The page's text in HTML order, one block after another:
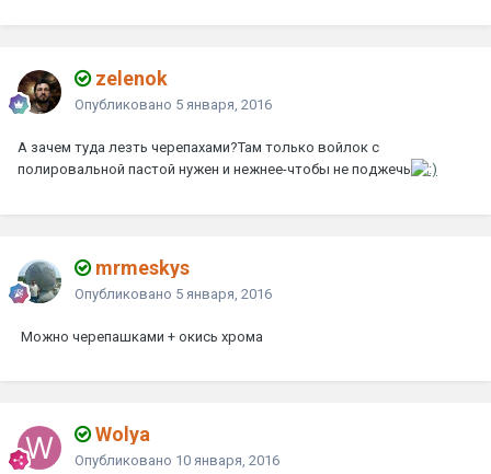
zelenok
Опубликовано 5 января, 2016
А зачем туда лезть черепахами?Там только войлок с
полировальной пастой нужен и нежнее-чтобы не поджечь
mrmeskys
Опубликовано 5 января, 2016
Можно черепашками + окись хрома
Wolya
Опубликовано 10 января, 2016